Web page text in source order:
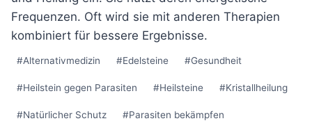
Frequenzen. Oft wird sie mit anderen Therapien
kombiniert für bessere Ergebnisse.
Schlagworte:
#Alternativmedizin #Edelsteine #Gesundheit
#Heilstein gegen Parasiten #Heilsteine #Kristallheilung
#Natürlicher Schutz #Parasiten bekämpfen